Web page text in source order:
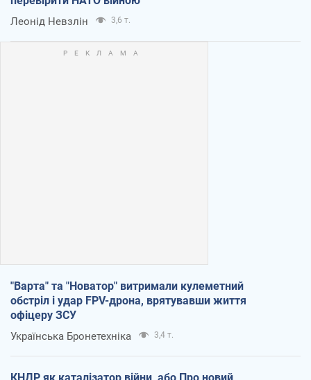
Леонід Невзлін 3,6 т.
"Варта" та "Новатор" витримали кулеметний
обстріл і удар FPV-дрона, врятувавши життя
офіцеру ЗСУ
Українська Бронетехніка 3,4 т.